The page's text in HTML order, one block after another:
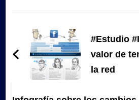
entradas
#Estudio
valor de
la red